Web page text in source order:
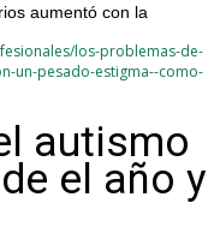
aumentó con la
los-problemas-de-
un-pesado-estigma--como-
autismo
el año y